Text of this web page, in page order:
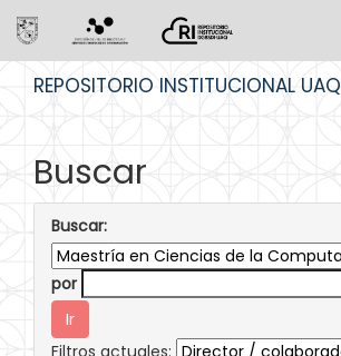
REPOSITORIO INSTITUCIONAL UAQ
Buscar
Buscar:
por
Filtros actuales: